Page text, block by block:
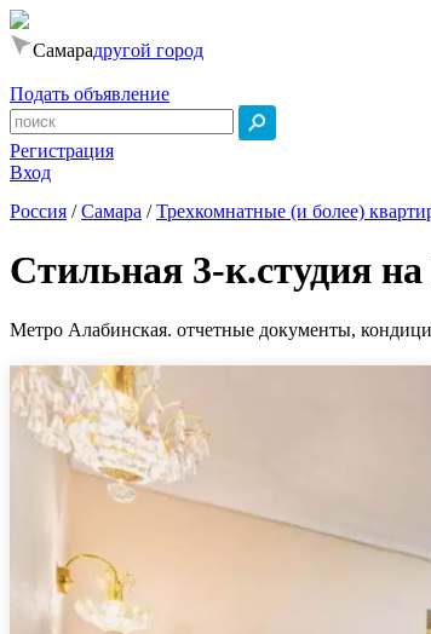
Самарадругой город
Подать объявление
Регистрация
Вход
Россия /Самара /Трехкомнатные (и более)
Стильная 3-к.студия
Метро Алабинская. отчетные документы,